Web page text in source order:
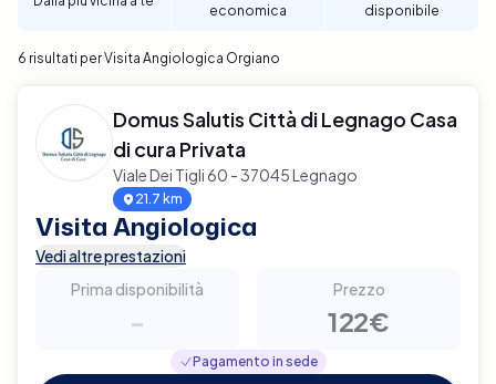
economica
disponibile
6 risultati per Visita Angiologica Orgiano
Domus Salutis Città di Legnago Casa
di cura Privata
Viale Dei Tigli 60 - 37045 Legnago
21.7 km
Visita Angiologica
Vedi altre prestazioni
Prima disponibilità
-
Prezzo
122€
Pagamento in sede